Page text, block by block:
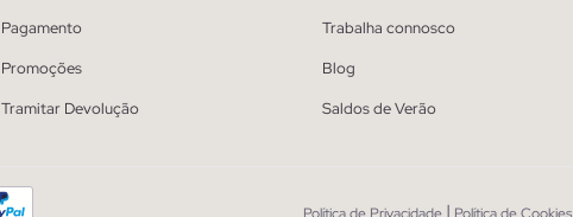
Pagamento
Promoções
Tramitar Devolução
Trabalha connosco
Blog
Saldos de Verão
|